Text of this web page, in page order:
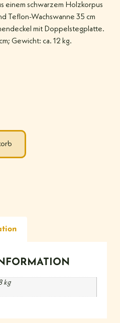
einem schwarzem Holzkorpus
Teflon-Wachswanne 35 cm
mit Doppelstegplatte.
Gewicht: ca. 12 kg.
kg